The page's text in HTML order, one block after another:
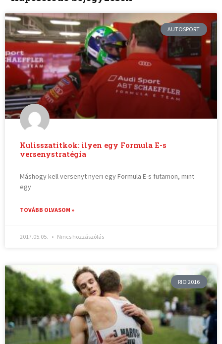
AUTOSPORT
Kulisszatitkok: ilyen egy Formula E-s
versenystratégia
Máshogy kell versenyt nyeri egy Formula E-s futamon, mint
egy
TOVÁBB OLVASOM »
2017.05.05. Nincs hozzászólás
RIO 2016